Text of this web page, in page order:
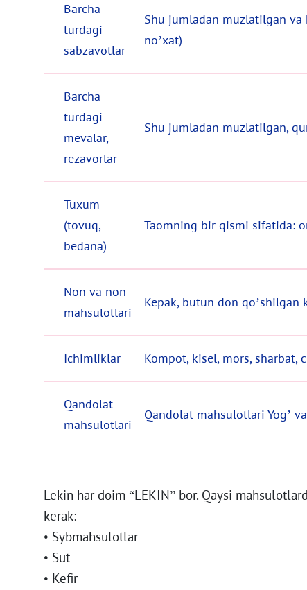
Barcha
turdagi
sabzavotlar
Shu jumladan muzlatilgan va
no’xat)
Barcha
turdagi
mevalar,
rezavorlar
Shu jumladan muzlatilgan,
Tuxum
(tovuq,
bedana)
Taomning bir qismi sifatida:
Non va non
mahsulotlari
Kepak, butun don qo’shilgan
Ichimliklar Kompot, kisel, mors, sharbat,
Qandolat
mahsulotlari
Qandolat mahsulotlari Yog’
Lekin har doim “LEKIN” bor. Qaysi
kerak:
• Sybmahsulotlar
• Sut
• Kefir